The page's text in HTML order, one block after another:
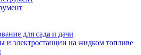
для сада и дачи
и электростанции на жидком топливе